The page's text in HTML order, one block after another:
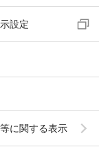
設定
に関する表示